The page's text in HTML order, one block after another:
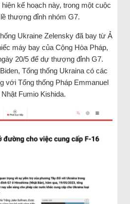
kế hoạch này, trong một cuộc
thượng đỉnh nhóm G7.
Ukraine Zelensky đã bay từ Ả
máy bay của Cộng Hòa Pháp,
20/5 để dự thượng đỉnh G7.
Tổng thống Ukraina có các
với Tổng thống Pháp Emmanuel
Fumio Kishida.